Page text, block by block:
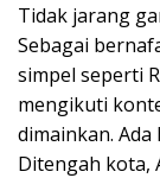
Tidak jarang
Sebagai
simpel seperti
mengikuti
dimainkan.
Ditengah kota,